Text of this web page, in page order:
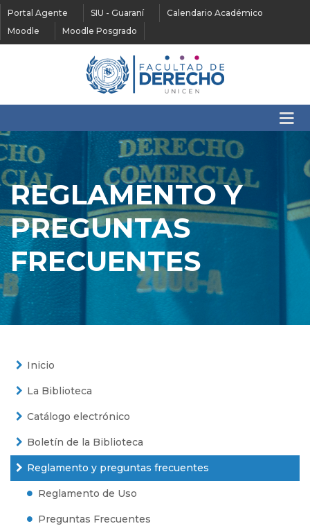
Portal Agente SIU - Guaraní
Calendario Académico
Moodle
Moodle Posgrado
REGLAMENTO Y
PREGUNTAS
FRECUENTES
Inicio
La Biblioteca
Catálogo electrónico
Boletín de la Biblioteca
Reglamento y preguntas frecuentes
Reglamento de Uso
Preguntas Frecuentes